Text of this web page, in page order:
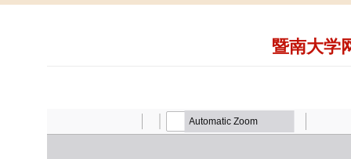
暨南大学